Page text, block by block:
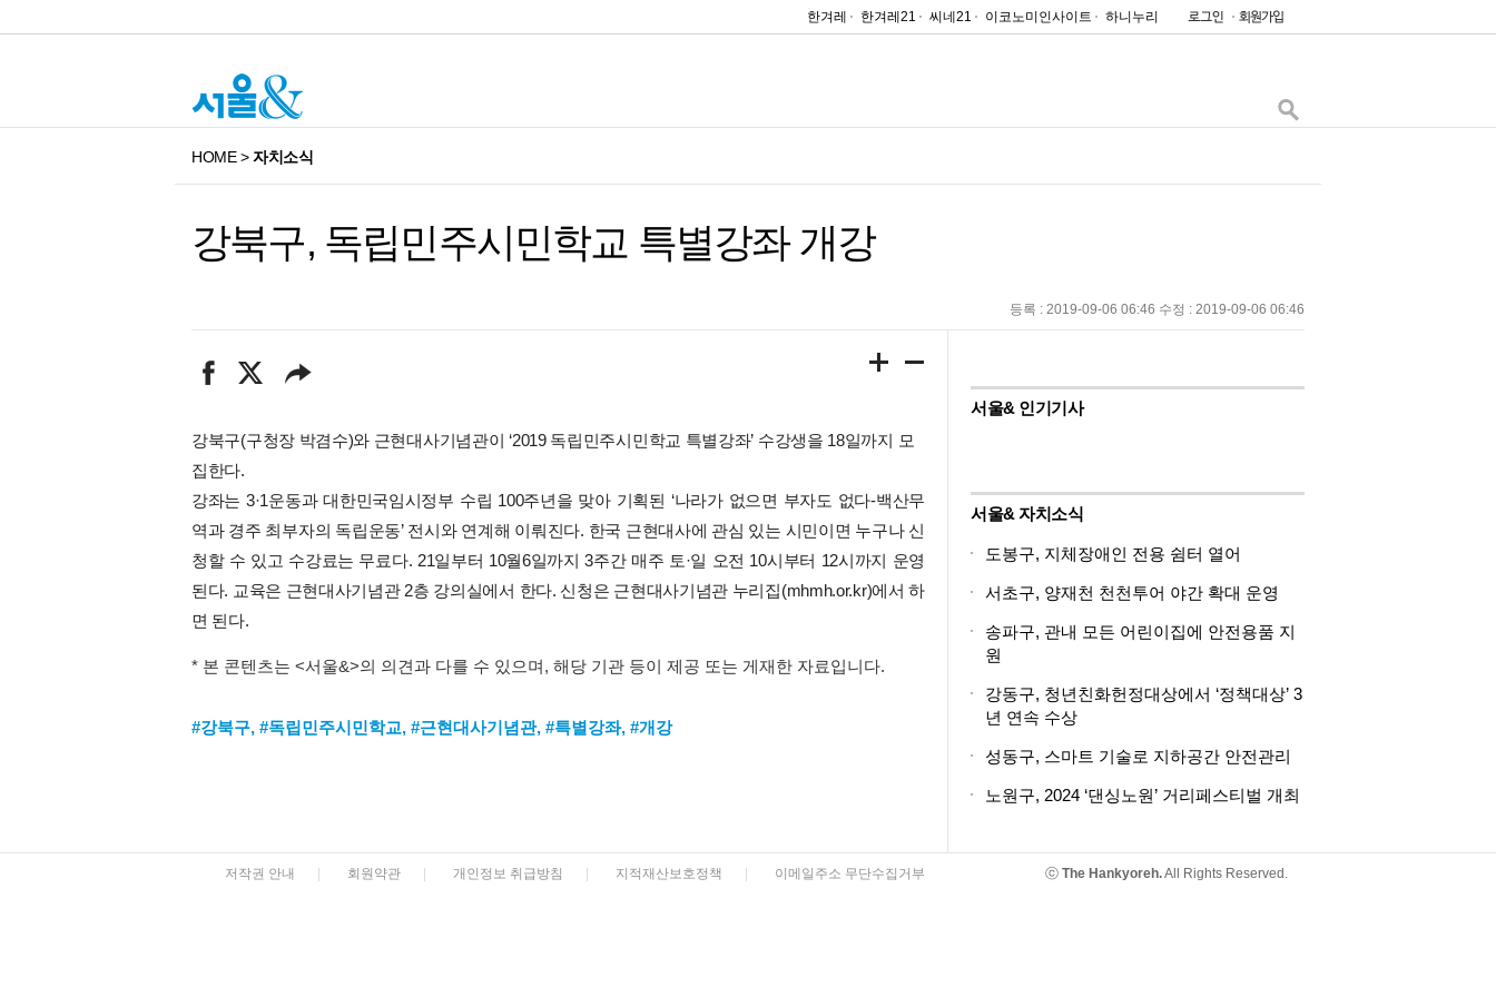
한겨레 한겨레21 씨네21 이코노미인사이트 하니누리
HOME>자치소식
강북구, 독립민주시민학교 특별강좌 개강
등록 : 2019-09-06 06:46 수정 : 2019-09-06 06:46
강북구(구청장 박겸수)와 근현대사기념관이 ‘2019 독립민주시민학교 특별강좌’ 수강생을 18일까지 모
집한다.
강좌는 3·1운동과 대한민국임시정부 수립 100주년을 맞아 기획된 ‘나라가 없으면 부자도 없다-백산무
역과 경주 최부자의 독립운동’ 전시와 연계해 이뤄진다. 한국 근현대사에 관심 있는 시민이면 누구나 신
청할 수 있고 수강료는 무료다. 21일부터 10월6일까지 3주간 매주 토·일 오전 10시부터 12시까지 운영
된다. 교육은 근현대사기념관 2층 강의실에서 한다. 신청은 근현대사기념관 누리집(mhmh.or.kr)에서 하
면 된다.
* 본 콘텐츠는 <서울&>의 의견과 다를 수 있으며, 해당 기관 등이 제공 또는 게재한 자료입니다.
#강북구, #독립민주시민학교, #근현대사기념관, #특별강좌, #개강
서울& 인기기사
서울& 자치소식
도봉구, 지체장애인 전용 쉼터 열어
서초구, 양재천 천천투어 야간 확대 운영
송파구, 관내 모든 어린이집에 안전용품 지
원
강동구, 청년친화헌정대상에서 ‘정책대상’ 3
년 연속 수상
성동구, 스마트 기술로 지하공간 안전관리
노원구, 2024 ‘댄싱노원’ 거리페스티벌 개최
저작권 안내 | 회원약관 | 개인정보 취급방침 | 지적재산보호정책 | 이메일주소 무단수집거부 ⓒ The Hankyoreh.All Rights Reserved.